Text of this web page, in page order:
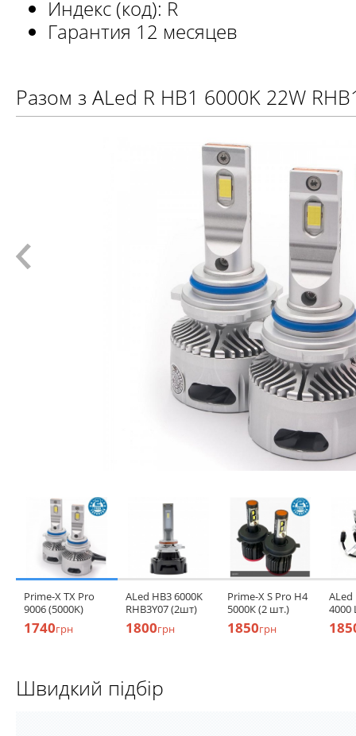
Индекс (код): R
Гарантия 12 месяцев
Разом з ALed R HB1 6000K 22W
Prime-X TX Pro
9006 (5000K)
1740грн
ALed HB3 6000K
RHB3Y07 (2шт)
1800грн
Prime-X S Pro H4
5000К (2 шт.)
1850грн
ALed
4000
Швидкий підбір